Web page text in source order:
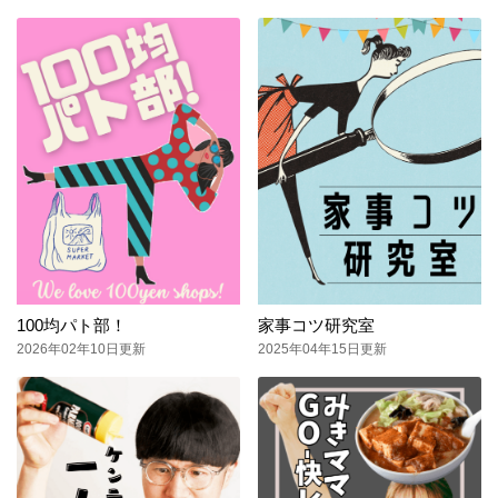
100均パト部！
2026年02年10日更新
家事コツ研究室
2025年04年15日更新